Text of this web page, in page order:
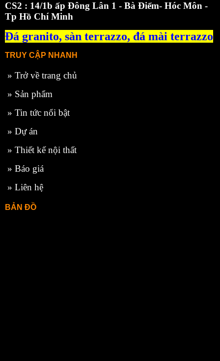
CS2 : 14/1b ấp Đông Lân 1 - Bà Điểm- Hóc Môn -
Tp Hồ Chí Minh
Đá granito, sàn terrazzo, đá mài terrazzo
TRUY CẬP NHANH
» Trở về trang chủ
» Sản phẩm
» Tin tức nổi bật
» Dự án
» Thiết kế nội thất
» Báo giá
» Liên hệ
BẢN ĐỒ